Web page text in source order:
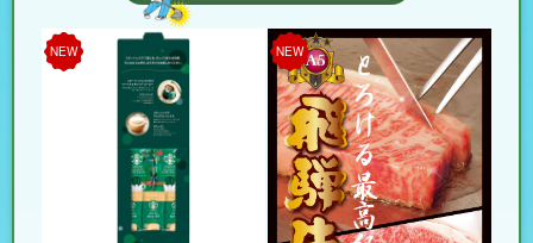
NEW NEW